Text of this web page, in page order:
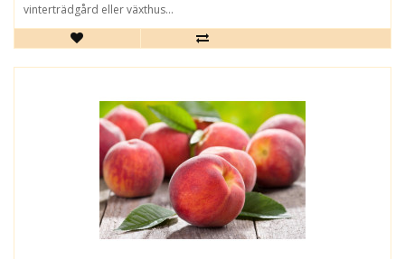
vinterträdgård eller växthus...